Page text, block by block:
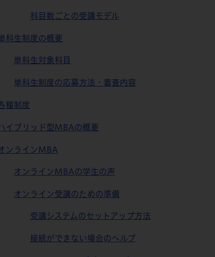
科目数ごとの受講モデル
科生制度の概要
単科生対象科目
単科生制度の応募方法・審査内容
種制度
イブリッド型MBAの概要
ンラインMBA
オンラインMBAの学生の声
オンライン受講のための準備
受講システムのセットアップ方法
接続ができない場合のヘルプ